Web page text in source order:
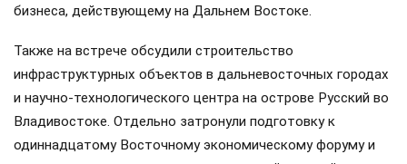
Подписывайтесь на «АН»:
Дзен ВКонтакте МАХ
#политика#война #европа#коалиция желающих